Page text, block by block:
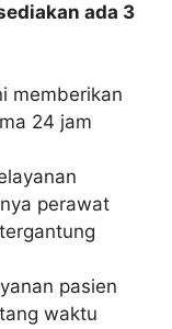
ada 3
memberikan
24 jam
perawat
pasien
waktu